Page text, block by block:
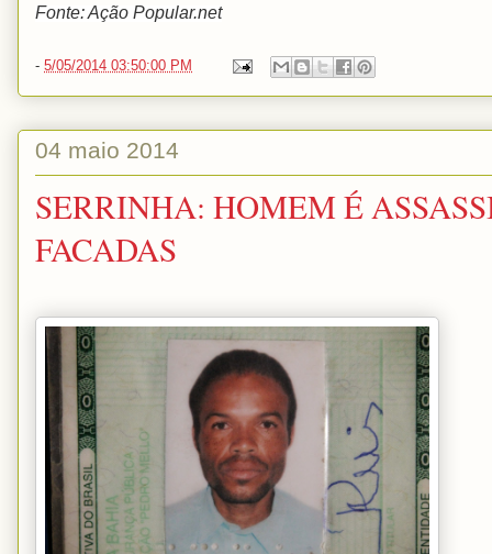
Fonte: Ação Popular.net
- 5/05/2014 03:50:00 PM
04 maio 2014
SERRINHA: HOMEM É
FACADAS